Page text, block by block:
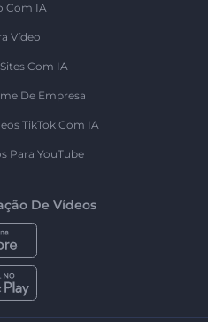
Com IA
Vídeo
Com IA
De Empresa
TikTok Com IA
Para YouTube
De Vídeos